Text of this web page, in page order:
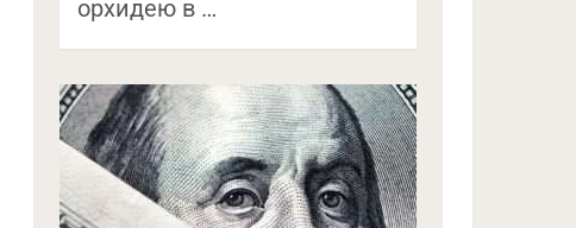
орхидею в …